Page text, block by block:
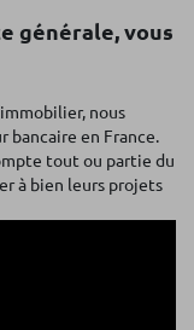
générale, vous
nous
bancaire en France.
tout ou partie du
à bien leurs projets